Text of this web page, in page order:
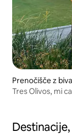
Prenočišče z
Miguel de
Tres Olivos, mi